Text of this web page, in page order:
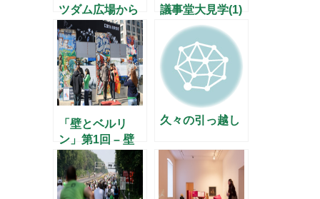
ツダム広場から
の大パノラマ(1)
議事堂大見学(1)
– パウル・レー
ベ館 –
「壁とベルリ
ン」第1回 – 壁
崩壊から20年 –
久々の引っ越し